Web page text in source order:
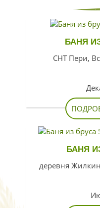
БАНЯ
СНТ Пери,
БАНЯ
деревня